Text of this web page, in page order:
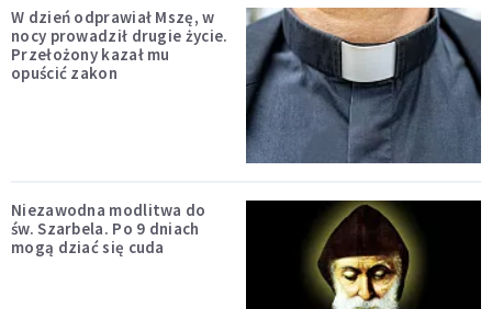
W dzień odprawiał Mszę, w
nocy prowadził drugie życie.
Przełożony kazał mu
opuścić zakon
Niezawodna modlitwa do
św. Szarbela. Po 9 dniach
mogą dziać się cuda